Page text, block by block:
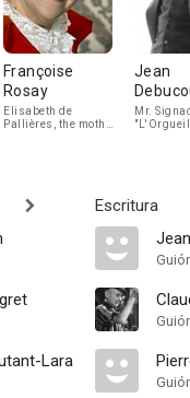
Françoise
Rosay
Elisabeth de
Pallières, the mother
Jean
Mr.
Lara
Escritura